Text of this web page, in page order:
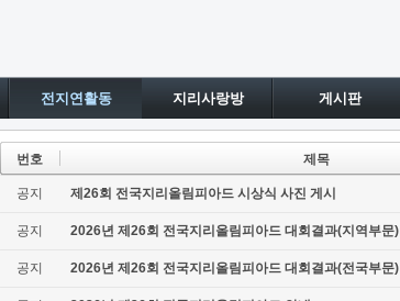
전지연활동 지리사랑방 게시판
번호 제목
공지 제26회 전국지리올림피아드 시상식 사진 게시
공지 2026년 제26회 전국지리올림피아드 대회결과(지역부문)
공지 2026년 제26회 전국지리올림피아드 대회결과(전국부문)